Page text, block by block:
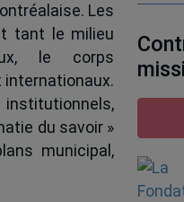
Les
tant le milieu
le corps
internationaux.
du savoir »
municipal,